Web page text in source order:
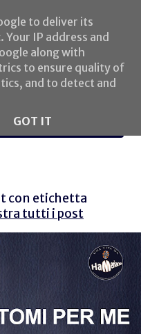
con etichetta
tutti i post
to deliver its
IP address and
along with
to ensure quality of
and to detect and
GOT IT